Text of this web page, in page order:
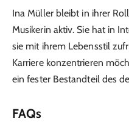
Ina Müller bleibt in ihrer
Musikerin aktiv. Sie hat in
sie mit ihrem Lebensstil
Karriere konzentrieren
ein fester Bestandteil des
FAQs